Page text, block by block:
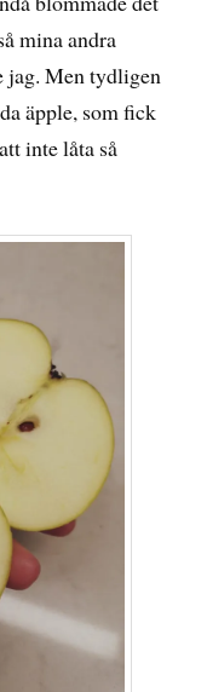
mina andra
jag. Men tydligen
äpple, som fick
inte låta så